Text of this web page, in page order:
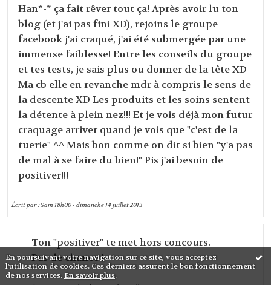
En poursuivant votre navigation sur ce site, vous acceptez
l'utilisation de cookies. Ces derniers assurent le bon fonctionnement
de nos services. En savoir plus.
Han*-* ça fait rêver tout ça! Après avoir lu ton
blog (et j'ai pas fini XD), rejoins le groupe
facebook j'ai craqué, j'ai été submergée par une
immense faiblesse! Entre les conseils du groupe
et tes tests, je sais plus ou donner de la tête XD
Ma cb elle en revanche mdr à compris le sens de
la descente XD Les produits et les soins sentent
la détente à plein nez!!! Et je vois déjà mon futur
craquage arriver quand je vois que "c'est de la
tuerie" ^^ Mais bon comme on dit si bien "y'a pas
de mal à se faire du bien!" Pis j'ai besoin de
positiver!!!
Écrit par :Sam 18h00-dimanche 14juillet 2013
Ton "positiver" te met hors concours.
Pas de chance !